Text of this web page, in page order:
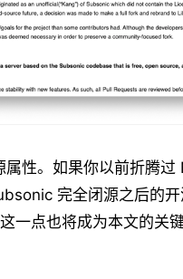
性。如果你以前折腾过
完全闭源之后的
一点也将成为本文的关键